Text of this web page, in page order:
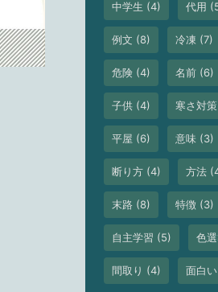
中学生 (4) 代用
例文 (8) 冷凍 (7)
危険 (4) 名前 (6)
子供 (4) 寒さ対策
平屋 (6) 意味 (3)
断り方 (4) 方法
末路 (8) 特徴 (3)
自主学習 (5) 色
間取り (4) 面白い